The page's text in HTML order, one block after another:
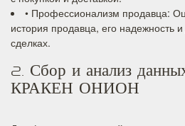
• Профессионализм продавца:
история продавца, его надежность
сделках.
2. Сбор и анализ
КРАКЕН ОНИОН